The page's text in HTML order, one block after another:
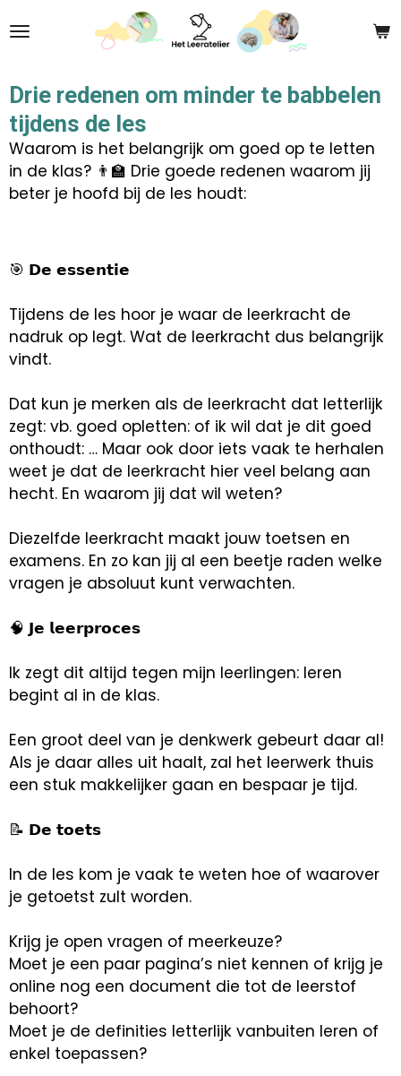
direct
de
hoofdinhoud
Drie redenen om minder te babbelen
tijdens de les
Waarom is het belangrijk om goed op te letten
in de klas? 👨‍🏫 Drie goede redenen waarom jij
beter je hoofd bij de les houdt:
🎯 𝗗𝗲 𝗲𝘀𝘀𝗲𝗻𝘁𝗶𝗲
Tijdens de les hoor je waar de leerkracht de
nadruk op legt. Wat de leerkracht dus belangrijk
vindt.
Dat kun je merken als de leerkracht dat letterlijk
zegt: vb. goed opletten: of ik wil dat je dit goed
onthoudt: … Maar ook door iets vaak te herhalen
weet je dat de leerkracht hier veel belang aan
hecht. En waarom jij dat wil weten?
Diezelfde leerkracht maakt jouw toetsen en
examens. En zo kan jij al een beetje raden welke
vragen je absoluut kunt verwachten.
🧠 𝗝𝗲 𝗹𝗲𝗲𝗿𝗽𝗿𝗼𝗰𝗲𝘀
Ik zegt dit altijd tegen mijn leerlingen: leren
begint al in de klas.
Een groot deel van je denkwerk gebeurt daar al!
Als je daar alles uit haalt, zal het leerwerk thuis
een stuk makkelijker gaan en bespaar je tijd.
📝 𝗗𝗲 𝘁𝗼𝗲𝘁𝘀
In de les kom je vaak te weten hoe of waarover
je getoetst zult worden.
Krijg je open vragen of meerkeuze?
Moet je een paar pagina’s niet kennen of krijg je
online nog een document die tot de leerstof
behoort?
Moet je de definities letterlijk vanbuiten leren of
enkel toepassen?